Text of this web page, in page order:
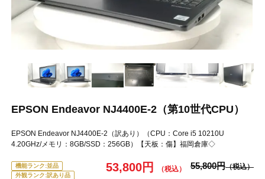
EPSON Endeavor NJ4400E-2（第10世代CPU）
EPSON Endeavor NJ4400E-2（訳あり）（CPU：Core i5 10210U
4.20GHz/メモリ：8GB/SSD：256GB）【天板：傷】福岡倉庫◇
機能ランク:並品
外観ランク:訳あり品
53,800円 55,800円